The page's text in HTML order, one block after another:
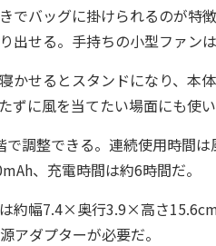
でバッグに掛けられるのが特
出せる。手持ちの小型ファン
かせるとスタンドになり、本
ずに風を当てたい場面にも使い
調整できる。連続使用時間
、充電時間は約6時間だ。
約幅7.4×奥行3.9×高さ
アダプターが必要だ。